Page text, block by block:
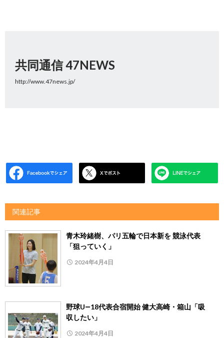
共同通信 47NEWS
http://www.47news.jp/
関連記事
青木玲緒樹、パリ五輪で日本新を 競泳代表
「狙っていく」
2024年4月4日
野球U―18代表合宿開始 健大高崎・箱山「吸
収したい」
2024年4月4日